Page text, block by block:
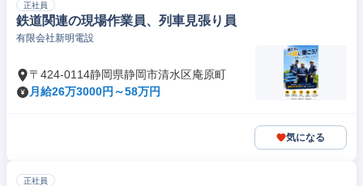
正社員
鉄道関連の現場作業員、列車見張り員
有限会社新明電設
〒424-0114静岡県静岡市清水区庵原町
月給26万3000円～58万円
気になる
正社員